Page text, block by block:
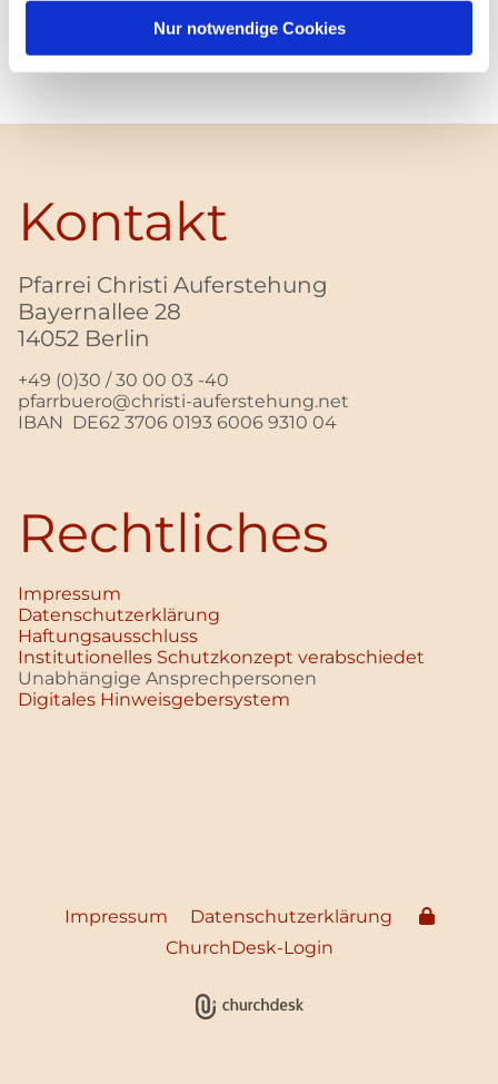
Nur notwendige Cookies
Kontakt
Pfarrei Christi Auferstehung
Bayernallee 28
14052 Berlin
+49 (0)30 / 30 00 03 -40
pfarrbuero@christi-auferstehung.net
IBAN DE62 3706 0193 6006 9310 04
Rechtliches
Impressum
Datenschutz­erklärung
Haftungsausschluss
Institutionelles Schutzkonzept verabschiedet
Unabhängige Ansprechpersonen
Digitales Hinweisgebersystem
Impressum
Datenschutzerklärung
ChurchDesk-Login